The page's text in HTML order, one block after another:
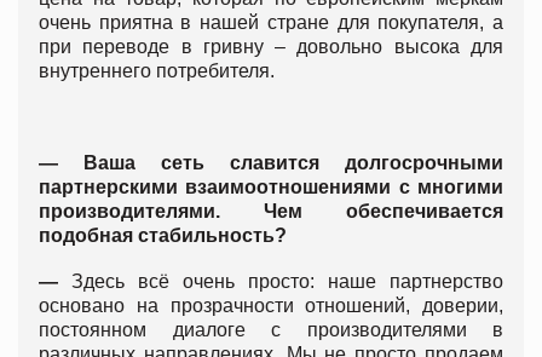
очень приятна в нашей стране для покупателя, а
при переводе в гривну – довольно высока для
внутреннего потребителя.
—
Ваша сеть славится долгосрочными
партнерскими взаимоотношениями с многими
производителями. Чем обеспечивается
подобная стабильность?
— Здесь всё очень просто: наше партнерство
основано на прозрачности отношений, доверии,
постоянном диалоге с производителями в